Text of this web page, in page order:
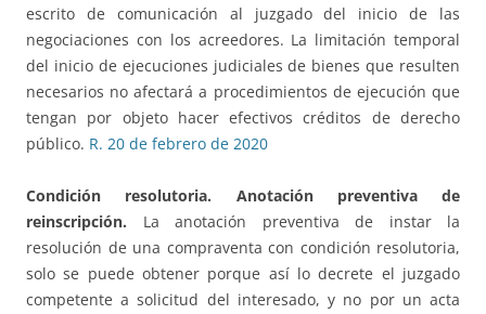
escrito de comunicación al juzgado del inicio de las
negociaciones con los acreedores. La limitación temporal
del inicio de ejecuciones judiciales de bienes que resulten
necesarios no afectará a procedimientos de ejecución que
tengan por objeto hacer efectivos créditos de derecho
público. R. 20 de febrero de 2020
Condición resolutoria. Anotación preventiva de
reinscripción. La anotación preventiva de instar la
resolución de una compraventa con condición resolutoria,
solo se puede obtener porque así lo decrete el juzgado
competente a solicitud del interesado, y no por un acta